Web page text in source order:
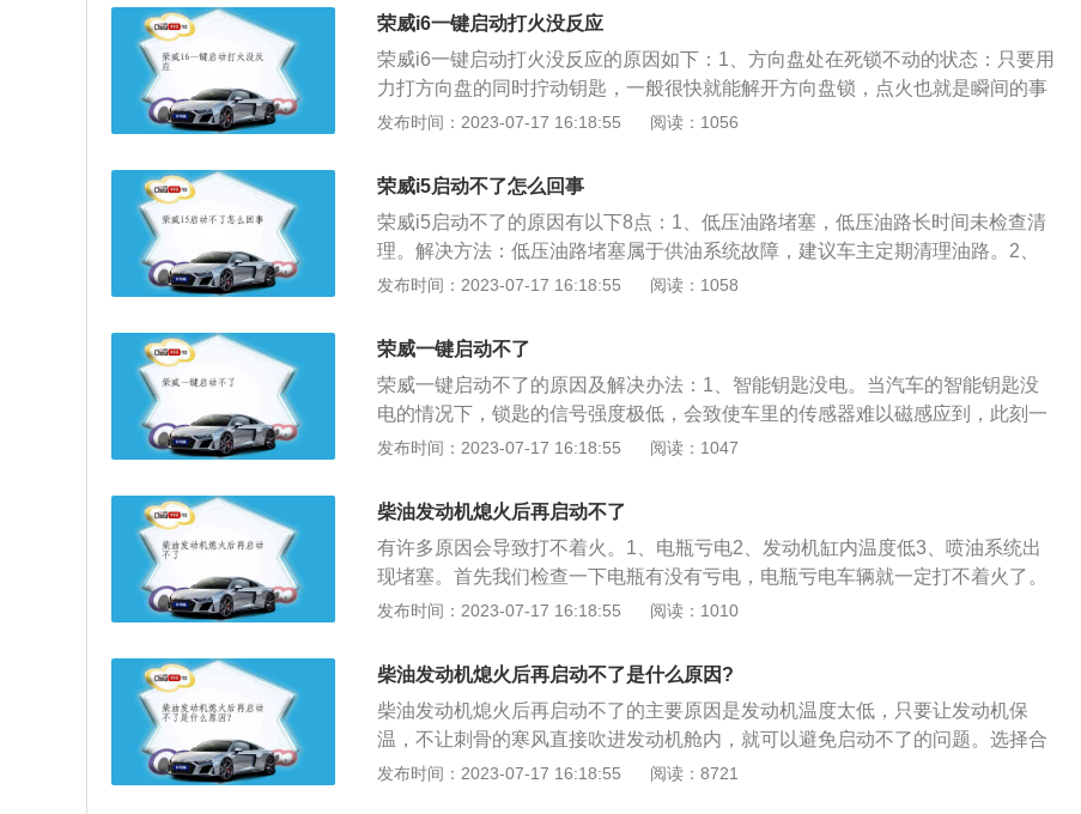
瓶。5、看看是否有油：如果油表显示已在红线以下，自然打不着火。同时还要
注意油的品质。曾有车主的车拆开后发现油箱里有水和泥，用这样的油车不坏都
不可能。6、未加防冻液：有些车主给车加水或劣质防冻液，结果导致冬天特别
不着火，并且伤及发动机其他部件。7、车辆发动机积碳过多也会造成点火困
换油品质量；检查、维修气门口。8、点火系统故障，低压电路的线连接不良或
者高压线漏电都造成该故障。需进行检查维修。9、起动机老化严重，也就是汽
车使用寿命过长，导致起动机逐渐老化，启动无力，打不着火。需要维修或更换
起动机。10、温度过低，在温度较低的冬天，汽车机油粘稠度发生变化导致转速
是电瓶寿命到期。需要一般建议2年就及时更换电瓶。4、火花塞老化。火花塞老
化会使内部形成积碳，从而打不着火，无法启动汽车。需要更换火花塞。5、油
品问题。当加入质量差的油品时，内部的杂质会形成堵塞，从而影响汽车打火。
需要更换品质高的油品。以荣威Ei5的2021款500倾心版为例：其是上汽集团旗下
的一款紧凑型5门5座旅行车，最高车速达到每小时185千米，搭载电动车单速变
m，轴距为2665mm，前悬架类型使用麦弗逊式独立悬架，后悬架类型使用扭力
梁式非独立悬架，行李箱容积为479至1367L，助力类型为电动助力。（数据来源
于有驾官网）
荣威i6一键启动打火没反应
荣威i6一键启动打火没反应的原因如下：1、方向盘处在死锁不动的状态：只要用
力打方向盘的同时拧动钥匙，一般很快就能解开方向盘锁，点火也就是瞬间的事
情。2、停车时没有把档位回到P挡：想想如果在d挡或是r挡能够点火，点火瞬间
家都会预设这个模式，并且在说明书中一再告知：点火时确保档位处在p挡位
置。3、查看电瓶是否有电：打不着火可能是由于长时间大灯未关等原因造成的
亏电或是电瓶寿命到期，一般根据保养手册及时更换电瓶。建议找人搭电或者拖
车去修理厂修理。荣威i6一键启动打不着火的处理方法是：上下旋转汽车方向盘
与此同时按住汽车发动机一键启动按键释放出来支撑力解除方向盘锁；将档位挂
是：无线射频识别技术性，根据感应卡内的处理芯片磁感应控制开关防盗锁，当
司机靠近车子时，车辆自动检索买车人真实身份，车门锁会自行开启并消除防
盗，不用采用锁匙。
发布时间：2023-07-17 16:18:55 阅读：1056
荣威i5启动不了怎么回事
荣威i5启动不了的原因有以下8点：1、低压油路堵塞，低压油路长时间未检查清
理。解决方法：低压油路堵塞属于供油系统故障，建议车主定期清理油路。2、
供油管路松动，长时间未检查管道松动。解决方法：建议定期到4S店重新安装管
法：建议车主到维修店检查具体原因并维修。4、启动装置原因，电瓶电量比较
补充电量，如还不能启动就需要具体检修。5、电磁开关接触不良，会导致发动
机无法启动。解决方法：建议车主到4s店或专业维修店进行重新安装调试。6、
起动机电机换向器与电刷接触不良，会导致发动机无法启动。解决方法：建议到
过薄导致。解决方法：一般是由于摩擦片烧损、硬化、有油污或从动盘摩擦片磨
损过薄，视情况进行修理或更换等。8、挡位不对，停车时没有把挡位回到p挡。
解决方法：点火时确保挡位处在p挡位置即可。
发布时间：2023-07-17 16:18:55 阅读：1058
荣威一键启动不了
荣威一键启动不了的原因及解决办法：1、智能钥匙没电。当汽车的智能钥匙没
电的情况下，锁匙的信号强度极低，会致使车里的传感器难以磁感应到，此刻一
键启动就没法进行打火了。解决方案：一般智能钥匙都是会配置一个机械设备锁
人驾车会等人，有一些驾驶员会打开收音机，这暗含着一个安全隐患，那便是时
间长了，蓄电池很有可能会没电，导致一键启动受阻。解决方案：上下旋转汽车
方向盘与此同时按住汽车发动机一键启动按键释放出来支撑力解除方向盘锁；将
档位挂入p挡，立即应用机械设备锁匙插进锁孔开展运行。3、车辆电瓶亏电。一
键启动点火嗒嗒响可能是车辆电瓶亏电没法推动启动机、起动机出现异常没法推
响，提议先查验电瓶电能是不是充裕，可根据大灯、音响喇叭开展分辨。如果确
定出现了此类问题，建议车主去专业维修店进行维修。4、按钮损坏。可能是一
键启动按钮内部接触不良或者按钮插头接触不良。解决方案：及时更换插头或按
新检修线路，检查离合器是否损坏，若损坏及时更换。6、车身和发动机接地线
发布时间：2023-07-17 16:18:55 阅读：1047
柴油发动机熄火后再启动不了
有许多原因会导致打不着火。1、电瓶亏电2、发动机缸内温度低3、喷油系统出
现堵塞。首先我们检查一下电瓶有没有亏电，电瓶亏电车辆就一定打不着火了。
其次如果温度较低，那么发动机缸内温度也会相应变低，此时柴油机冷启动确实
到喷油声音，如果没有的话就要看看油箱内的柴油有没有因为低温而凝固。如果
是电瓶没电我们只能通过搭电的方式启动车辆。若因为发动机低温而导致无法启
动，我们可以先把钥匙旋转到通电档位，随后仪表盘上会出现一个电热丝图标。
这个图标就证明加温系统正在为发动机加温，等提示灯熄灭之后车辆就能正常打
火了。现在的柴油车大部分都有配备加热功能，加热后点火会轻松很多。如果喷
发布时间：2023-07-17 16:18:55 阅读：1010
柴油发动机熄火后再启动不了是什么原因?
柴油发动机熄火后再启动不了的主要原因是发动机温度太低，只要让发动机保
温，不让刺骨的寒风直接吹进发动机舱内，就可以避免启动不了的问题。选择合
适的位置停车：在冬季停车时要注意车头的方向，最好让车头对着建筑物，利用
发布时间：2023-07-17 16:18:55 阅读：8721